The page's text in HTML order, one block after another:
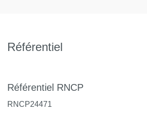
Adéquation formation-emploi : 79 %
Types de contrat : 28 % CDI ; 24 %
Intermittents du spectacle ; 12 %
Référentiel
Référentiel RNCP
RNCP24471